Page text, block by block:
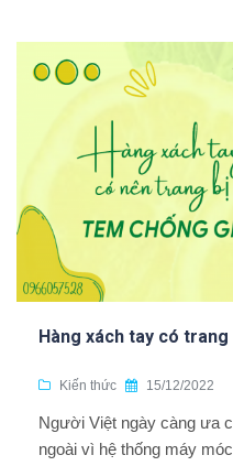
Hàng xách tay có
Kiến thức 15/12/2022
Người Việt ngày càng ưa
ngoài vì hệ thống máy